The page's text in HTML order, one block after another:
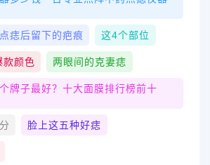
痣后留下的疤痕 这4个部位
款颜色 两眼间的克妻痣
牌子最好？十大面膜排行榜前十
脸上这五种好痣